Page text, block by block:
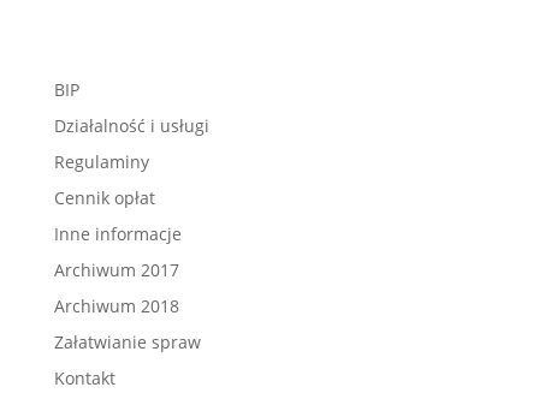
BIP
Działalność i usługi
Regulaminy
Cennik opłat
Inne informacje
Archiwum 2017
Archiwum 2018
Załatwianie spraw
Kontakt